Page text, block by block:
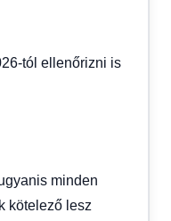
tól ellenőrizni is
minden
kötelező lesz